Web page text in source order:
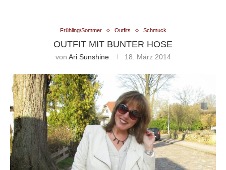
Frühling/Sommer Outfits Schmuck
OUTFIT MIT BUNTER HOSE
von Ari Sunshine 18. März 2014